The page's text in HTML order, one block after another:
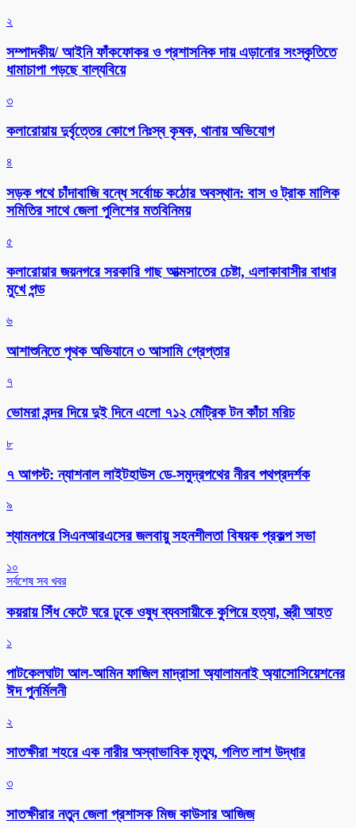
২
সম্পাদকীয়/ আইনি ফাঁকফোকর ও প্রশাসনিক দায় এড়ানোর সংস্কৃতিতে
ধামাচাপা পড়ছে বাল্যবিয়ে
৩
কলারোয়ায় দুর্বৃত্তের কোপে নিঃস্ব কৃষক, থানায় অভিযোগ
৪
সড়ক পথে চাঁদাবাজি বন্ধে সর্বোচ্চ কঠোর অবস্থান: বাস ও ট্রাক মালিক
সমিতির সাথে জেলা পুলিশের মতবিনিময়
৫
কলারোয়ার জয়নগরে সরকারি গাছ আত্মসাতের চেষ্টা, এলাকাবাসীর বাধার
মুখে পন্ড
৬
আশাশুনিতে পৃথক অভিযানে ৩ আসামি গ্রেপ্তার
৭
ভোমরা বন্দর দিয়ে দুই দিনে এলো ৭১২ মেট্রিক টন কাঁচা মরিচ
৮
৭ আগস্ট: ন্যাশনাল লাইটহাউস ডে-সমুদ্রপথের নীরব পথপ্রদর্শক
৯
শ্যামনগরে সিএনআরএসের জলবায়ু সহনশীলতা বিষয়ক প্রকল্প সভা
১০
সর্বশেষ সব খবর
কয়রায় সিঁধ কেটে ঘরে ঢুকে ওষুধ ব্যবসায়ীকে কুপিয়ে হত্যা, স্ত্রী আহত
১
পাটকেলঘাটা আল-আমিন ফাজিল মাদ্রাসা অ্যালামনাই অ্যাসোসিয়েশনের
ঈদ পুনর্মিলনী
২
সাতক্ষীরা শহরে এক নারীর অস্বাভাবিক মৃত্যু, গলিত লাশ উদ্ধার
৩
সাতক্ষীরার নতুন জেলা প্রশাসক মিজ কাউসার আজিজ